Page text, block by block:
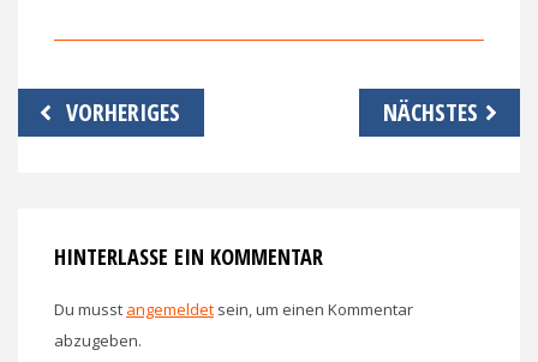
Beitragsnavigation
VORHERIGES NÄCHSTES
HINTERLASSE EIN KOMMENTAR
Du musst angemeldet sein, um einen Kommentar
abzugeben.